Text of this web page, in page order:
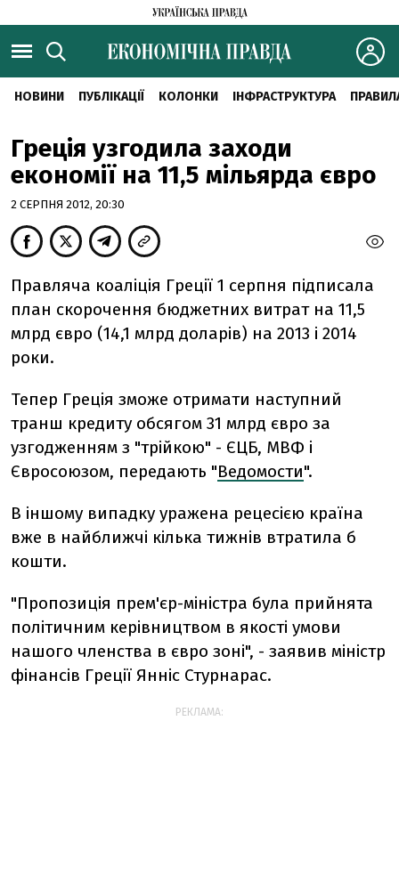
НОВИНИ ПУБЛІКАЦІЇ КОЛОНКИ ІНФРАСТРУКТУРА
Греція узгодила заходи
економії на 11,5 мільярда євро
2 СЕРПНЯ 2012, 20:30
Правляча коаліція Греції 1 серпня підписала
план скорочення бюджетних витрат на 11,5
млрд євро (14,1 млрд доларів) на 2013 і 2014
роки.
Тепер Греція зможе отримати наступний
транш кредиту обсягом 31 млрд євро за
узгодженням з "трійкою" - ЄЦБ, МВФ і
Євросоюзом, передають "Ведомости".
В іншому випадку уражена рецесією країна
вже в найближчі кілька тижнів втратила б
кошти.
"Пропозиція прем'єр-міністра була прийнята
політичним керівництвом в якості умови
нашого членства в євро зоні", - заявив міністр
фінансів Греції Янніс Стурнарас.
РЕКЛАМА: